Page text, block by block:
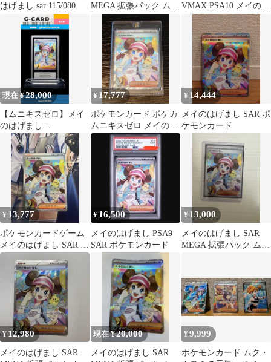
はげまし sar 115/080
MEGA 拡張パック ムニ
キスゼロ キラ 115/080
VMAX PSA10 メイのは
げまし
現在 ¥28,000
【ムニキスゼロ】メイ
のはげまし
SAR《gemix10-GOLD》
¥ 17,777
ポケモンカード ポケカ
ムニキスゼロ メイのは
げまし SAR
¥ 14,444
メイのはげまし SAR ポ
ケモンカード
¥ 13,777
ポケモンカードゲーム
メイのはげまし SAR ム
ニキス Y66
¥ 16,500
メイのはげまし PSA9
SAR ポケモンカード
¥ 13,000
メイのはげまし SAR
MEGA 拡張パック ムニ
¥ 12,980
メイのはげまし SAR
現在 ¥20,000
メイのはげまし SAR
¥9,999
ポケモンカード ムク・